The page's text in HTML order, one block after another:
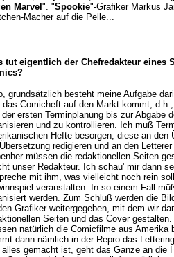
Marvel ". "Spookie"-Grafiker Markus
Macher auf die Pelle...
tut eigentlich der Chefredakteur eines
grundsätzlich besteht meine Aufgabe
das Comicheft auf den Markt kommt,
ersten Terminplanung bis zur Abgabe
und zu kontrollieren. Ich muß
Hefte besorgen, diese an den
redigieren und an den
müssen die redaktionellen Seiten
unser Redakteur. Ich schau' mir dann
mit ihm, was vielleicht noch rein
veranstalten. In so einem Fall
werden. Zum Schluß werden die
Grafiker weitergegeben, mit dem wir
Seiten und das Cover
natürlich die Comicfilme aus Amerika
dann nämlich in der Repro das
alles gemacht ist, geht das Ganze an die